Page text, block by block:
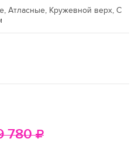
Атласные, Кружевной верх, С
780